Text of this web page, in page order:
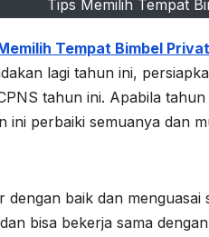
Tips Memilih Tempat
Tempat Bimbel
lagi tahun ini,
tahun ini. Apabila
ini perbaiki semuanya dan
dengan baik dan
bisa bekerja sama